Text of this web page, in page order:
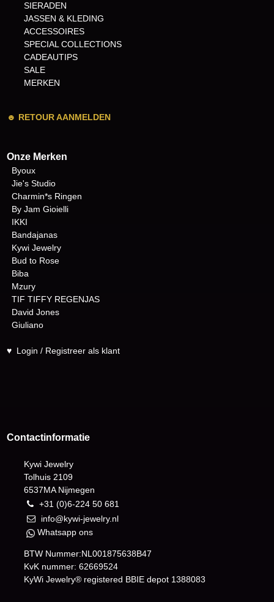
SIERADEN
JASSEN & KLEDING
ACCESSOIRES
SPECIAL COLLECTIONS
CADEAUTIPS
SALE
MERKEN
☻ RETOUR AANMELDEN
Onze Merken
Byoux
Jie's Studio
Charmin*s Ringen
By Jam Gioielli
IKKI
Bandajanas
Kywi Jewelry
Bud to Rose
Biba
Mzury
TIF TIFFY REGENJAS
David Jones
Giuliano
♥ Login / Registreer als klant
Contactinformatie
Kywi Jewelry
Tolhuis 2109
6537MA Nijmegen
+31 (0)6-224 50 681
info@kywi-jewelry.nl
Whatsapp ons
BTW Nummer:NL001875638B47
KvK nummer: 62669524
KyWi Jewelry® registered BBIE depot 1388083